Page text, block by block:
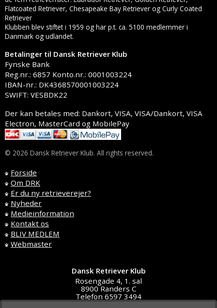
Flatcoated Retriever, Chesapeake Bay Retriever og Curly Coated
Retriever
Klubben blev stiftet i 1959 og har p.t. ca. 5100 medlemmer i
Danmark og udlandet.
Betalinger til Dansk Retriever Klub
Fynske Bank
Reg.nr.: 6857 Konto.nr.: 0001003224
IBAN-nr.: DK4368570001003224
SWIFT: VESBDK22
Der kan betales med: Dankort, VISA, VISA/Dankort, VISA
Electron, MasterCard og MobilePay
© 2026 Dansk Retriever Klub. All rights reserved.
Forside
Om DRK
Er du ny retrieverejer?
Nyheder
Medieinformation
Kontakt os
BLIV MEDLEM
Webmaster
Dansk Retriever Klub
Rosengade 4, 1. sal
8900 Randers C
Telefon 6597 3494